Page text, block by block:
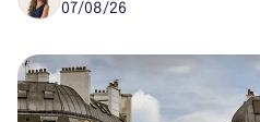
07/08/26